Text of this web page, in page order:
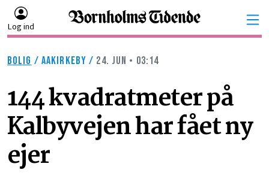
Log ind
BOLIG / AAKIRKEBY / 24. JUN • 03:14
144 kvadratmeter på
Kalbyvejen har fået ny
ejer